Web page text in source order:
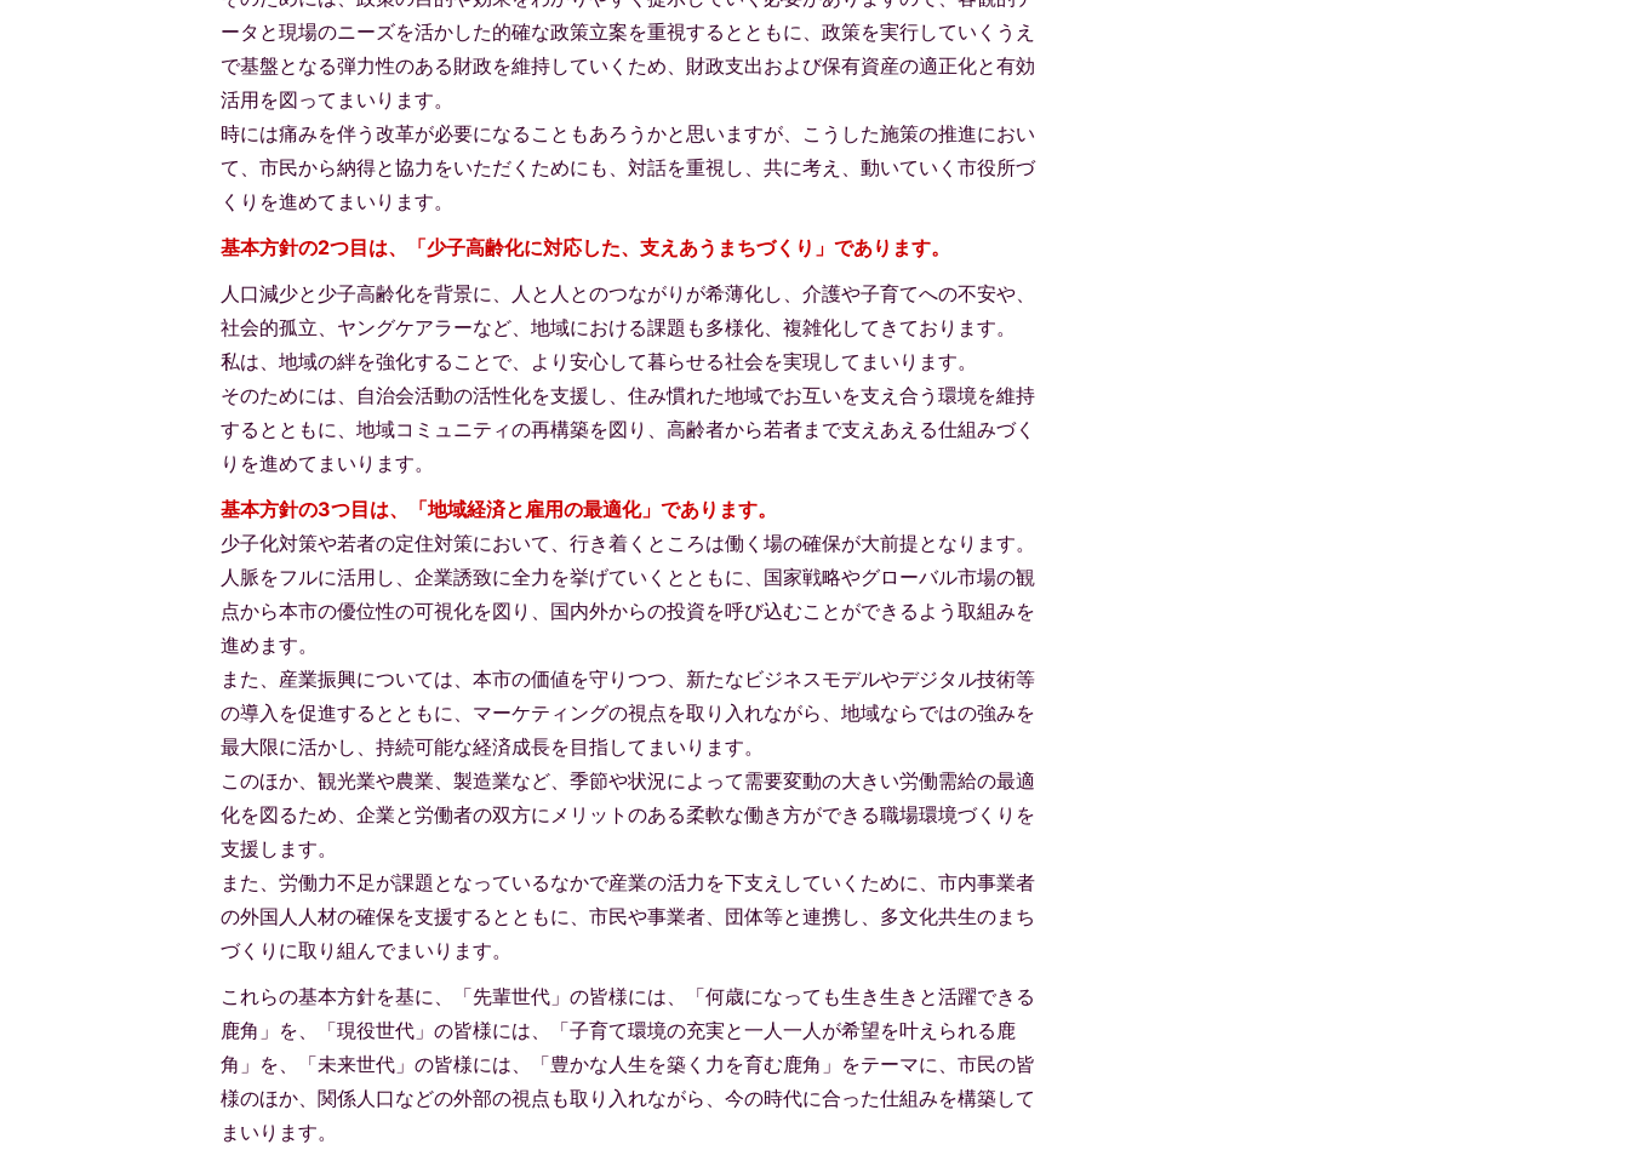
ータと現場のニーズを活かした的確な政策立案を重視するとともに、政策を実行していくうえ
で基盤となる弾力性のある財政を維持していくため、財政支出および保有資産の適正化と有効
活用を図ってまいります。
時には痛みを伴う改革が必要になることもあろうかと思いますが、こうした施策の推進におい
て、市民から納得と協力をいただくためにも、対話を重視し、共に考え、動いていく市役所づ
くりを進めてまいります。
基本方針の2つ目は、「少子高齢化に対応した、支えあうまちづくり」であります。
人口減少と少子高齢化を背景に、人と人とのつながりが希薄化し、介護や子育てへの不安や、
社会的孤立、ヤングケアラーなど、地域における課題も多様化、複雑化してきております。
私は、地域の絆を強化することで、より安心して暮らせる社会を実現してまいります。
そのためには、自治会活動の活性化を支援し、住み慣れた地域でお互いを支え合う環境を維持
するとともに、地域コミュニティの再構築を図り、高齢者から若者まで支えあえる仕組みづく
りを進めてまいります。
基本方針の3つ目は、「地域経済と雇用の最適化」であります。
少子化対策や若者の定住対策において、行き着くところは働く場の確保が大前提となります。
人脈をフルに活用し、企業誘致に全力を挙げていくとともに、国家戦略やグローバル市場の観
点から本市の優位性の可視化を図り、国内外からの投資を呼び込むことができるよう取組みを
進めます。
また、産業振興については、本市の価値を守りつつ、新たなビジネスモデルやデジタル技術等
の導入を促進するとともに、マーケティングの視点を取り入れながら、地域ならではの強みを
最大限に活かし、持続可能な経済成長を目指してまいります。
このほか、観光業や農業、製造業など、季節や状況によって需要変動の大きい労働需給の最適
化を図るため、企業と労働者の双方にメリットのある柔軟な働き方ができる職場環境づくりを
支援します。
また、労働力不足が課題となっているなかで産業の活力を下支えしていくために、市内事業者
の外国人人材の確保を支援するとともに、市民や事業者、団体等と連携し、多文化共生のまち
づくりに取り組んでまいります。
これらの基本方針を基に、「先輩世代」の皆様には、「何歳になっても生き生きと活躍できる
鹿角」を、「現役世代」の皆様には、「子育て環境の充実と一人一人が希望を叶えられる鹿
角」を、「未来世代」の皆様には、「豊かな人生を築く力を育む鹿角」をテーマに、市民の皆
様のほか、関係人口などの外部の視点も取り入れながら、今の時代に合った仕組みを構築して
まいります。